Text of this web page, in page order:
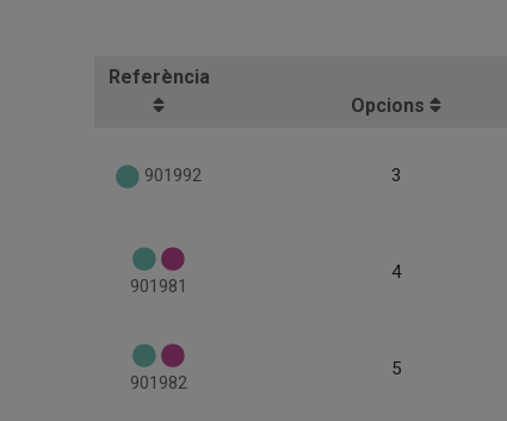
Referència
Opcions
901992 3
901981
4
901982
5